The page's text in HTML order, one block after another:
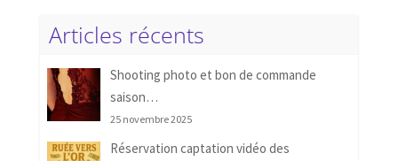
Articles récents
Shooting photo et bon de commande
saison…
25 novembre 2025
Réservation captation vidéo des